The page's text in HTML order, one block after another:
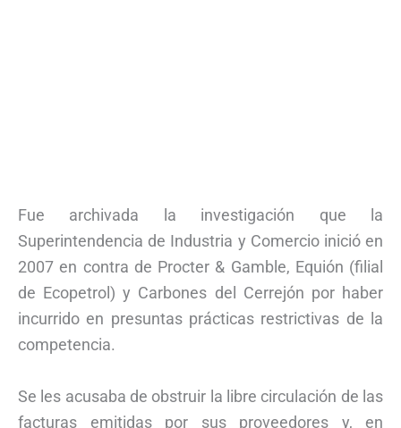
Fue archivada la investigación que la
Superintendencia de Industria y Comercio inició en
2007 en contra de Procter & Gamble, Equión (filial
de Ecopetrol) y Carbones del Cerrejón por haber
incurrido en presuntas prácticas restrictivas de la
competencia.
Se les acusaba de obstruir la libre circulación de las
facturas emitidas por sus proveedores y, en